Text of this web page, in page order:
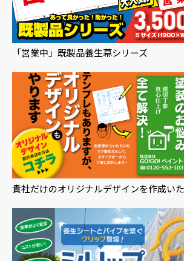
「営業中」既製品養生幕シリーズ
貴社だけのオリジナルデザインを作成い